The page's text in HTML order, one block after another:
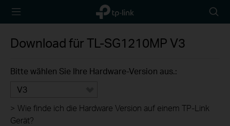
TP-Link,
Reliably
icon
Download fürTL-SG1210MP V3
Bitte wählen Sie Ihre Hardware-Version aus.:
V3
> Wie finde ich die Hardware Version auf einem TP-Link
Gerät?